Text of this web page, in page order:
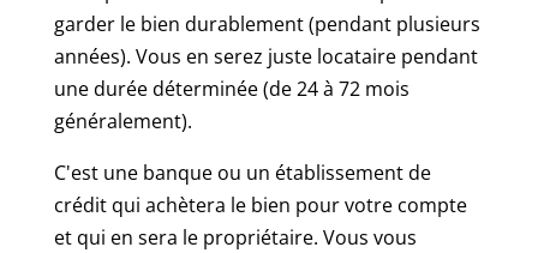
garder le bien durablement (pendant plusieurs
années). Vous en serez juste locataire pendant
une durée déterminée (de 24 à 72 mois
généralement).
C'est une banque ou un établissement de
crédit qui achètera le bien pour votre compte
et qui en sera le propriétaire. Vous vous